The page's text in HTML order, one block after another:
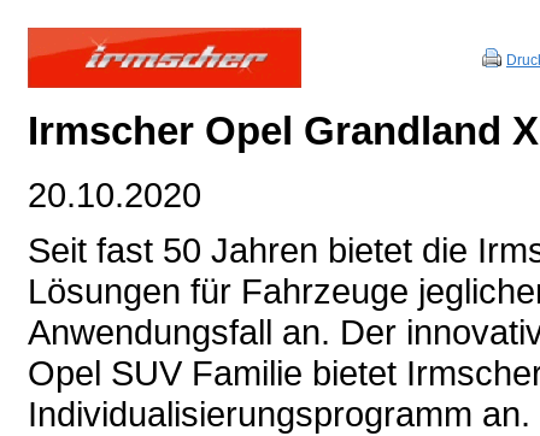
Irmscher Opel Grandland
20.10.2020
Seit fast 50 Jahren bietet die
Lösungen für Fahrzeuge
Anwendungsfall an. Der
Opel SUV Familie bietet
Individualisierungsprogramm an.